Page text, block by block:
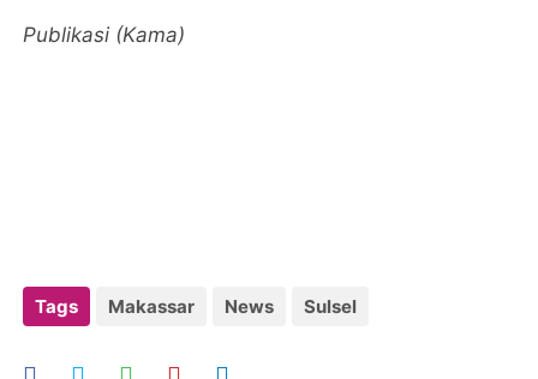
Publikasi (Kama)
Tags Makassar News Sulsel